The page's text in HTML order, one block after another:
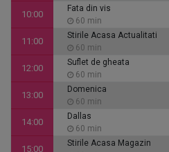
10:00
Fata din vis
60 min
11:00
Stirile Acasa Actualitati
60 min
12:00
Suflet de gheata
60 min
13:00
Domenica
60 min
14:00
Dallas
60 min
15:00
Stirile Acasa Magazin